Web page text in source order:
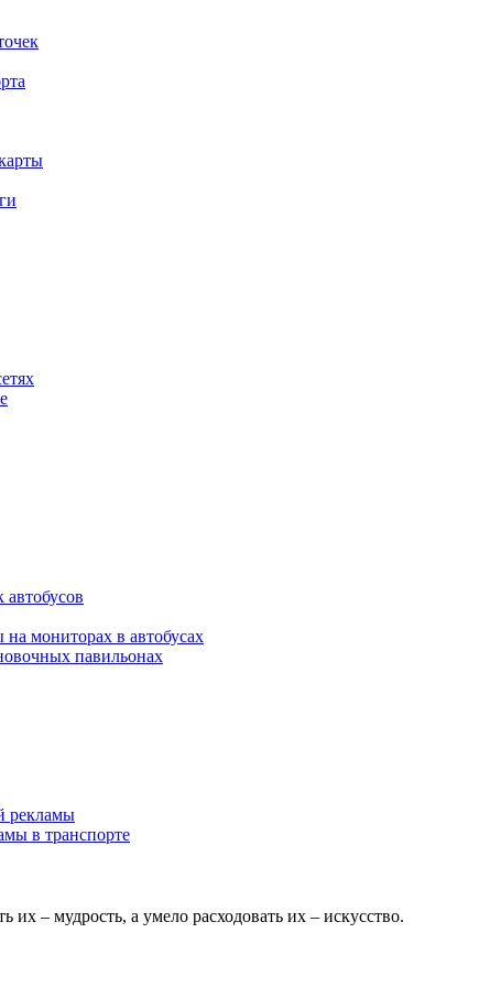
автобусов
мониторах в автобусах
павильонах
рекламы
в транспорте
их – мудрость, а умело расходовать их – искусство.